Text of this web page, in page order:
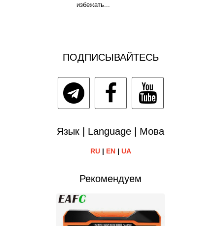
избежать...
ПОДПИСЫВАЙТЕСЬ
Язык | Language | Мова
RU| EN| UA
Рекомендуем